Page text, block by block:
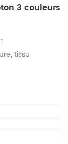
3 couleurs
tissu